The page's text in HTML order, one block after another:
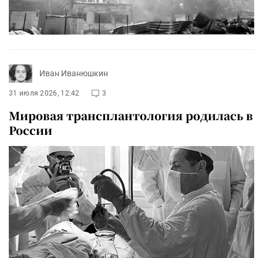
Иван Иванюшкин
31 июля 2026, 12:42 3
Мировая трансплантология родилась в
России